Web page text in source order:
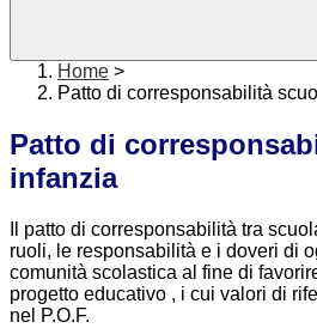
Home >
Patto di corresponsabilità
Patto di
infanzia
Il patto di corresponsabilità tra
ruoli, le responsabilità e i doveri di
comunità scolastica al fine di
progetto educativo , i cui valori di
nel P.O.F.